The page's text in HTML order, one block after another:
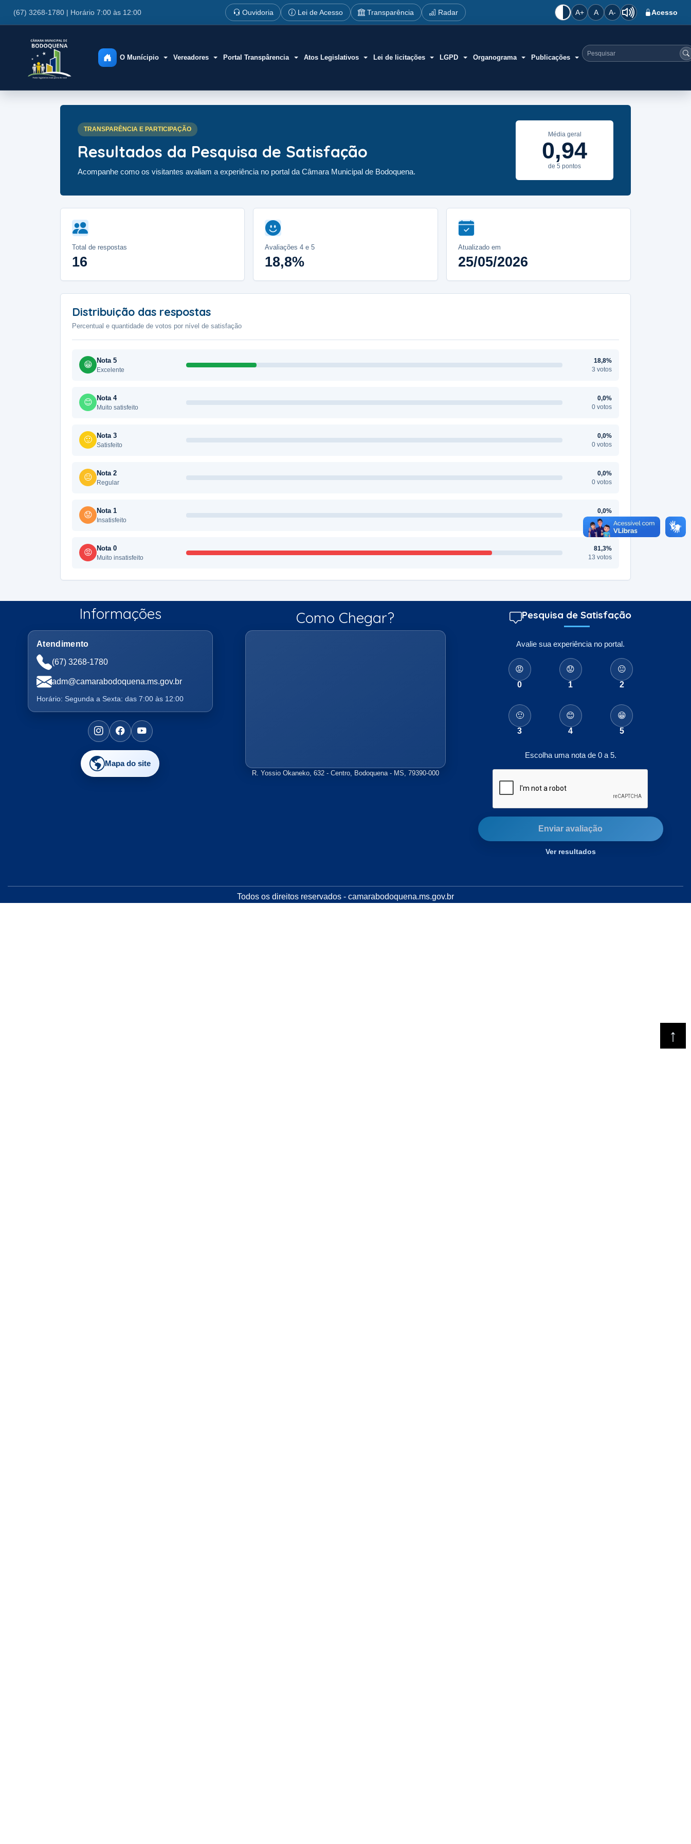
(67) 3268-1780 | Horário 7:00 às 12:00 Ouvidoria Lei de Acesso Transparência Radar A+ A A- Acesso
O Munícipio Vereadores Portal Transpârencia Atos Legislativos Lei de licitações LGPD Organograma Publicações Pesquisar no site
TRANSPARÊNCIA E PARTICIPAÇÃO
Resultados da Pesquisa de Satisfação
Acompanhe como os visitantes avaliam a experiência no portal da Câmara Municipal de Bodoquena.
Média geral
0,94
de 5 pontos
Total de respostas
16
Avaliações 4 e 5
18,8%
Atualizado em
25/05/2026
Distribuição das respostas
Percentual e quantidade de votos por nível de satisfação
😁 Nota 5
Excelente
18,8%
3 votos
😊 Nota 4
Muito satisfeito
0,0%
0 votos
🙂 Nota 3
Satisfeito
0,0%
0 votos
😐 Nota 2
Regular
0,0%
0 votos
😟 Nota 1
Insatisfeito
0,0%
0 votos
😡 Nota 0
Muito insatisfeito
81,3%
13 votos
Informações
Atendimento
(67) 3268-1780
adm@camarabodoquena.ms.gov.br
Horário: Segunda a Sexta: das 7:00 às 12:00
Mapa do site
Como Chegar?
R. Yossio Okaneko, 632 - Centro, Bodoquena - MS, 79390-000
Pesquisa de Satisfação
Avalie sua experiência no portal.
😡
0
😟
1
😐
2
🙂
3
😊
4
😁
5
Escolha uma nota de 0 a 5.
Enviar avaliação
Ver resultados
Todos os direitos reservados - camarabodoquena.ms.gov.br